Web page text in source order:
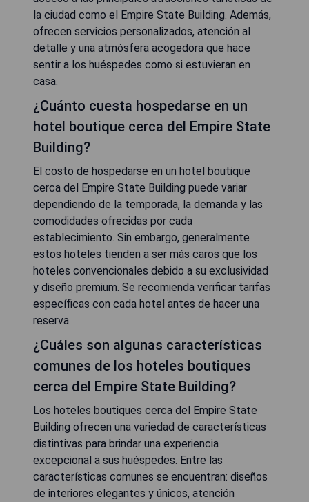
la ciudad como el Empire State Building. Además,
ofrecen servicios personalizados, atención al
detalle y una atmósfera acogedora que hace
sentir a los huéspedes como si estuvieran en
casa.
¿Cuánto cuesta hospedarse en un
hotel boutique cerca del Empire State
Building?
El costo de hospedarse en un hotel boutique
cerca del Empire State Building puede variar
dependiendo de la temporada, la demanda y las
comodidades ofrecidas por cada
establecimiento. Sin embargo, generalmente
estos hoteles tienden a ser más caros que los
hoteles convencionales debido a su exclusividad
y diseño premium. Se recomienda verificar tarifas
específicas con cada hotel antes de hacer una
reserva.
¿Cuáles son algunas características
comunes de los hoteles boutiques
cerca del Empire State Building?
Los hoteles boutiques cerca del Empire State
Building ofrecen una variedad de características
distintivas para brindar una experiencia
excepcional a sus huéspedes. Entre las
características comunes se encuentran: diseños
de interiores elegantes y únicos, atención